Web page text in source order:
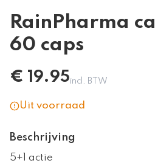
RainPharma
60 caps
€ 19.95incl. BTW
Uit voorraad
Beschrijving
5+1 actie